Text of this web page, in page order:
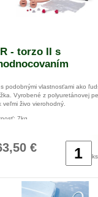
- torzo II s
podobnými vlastnosťami ako
Vyrobené z polyuretánovej
veľmi živo vierohodný.
7kg
€
ks